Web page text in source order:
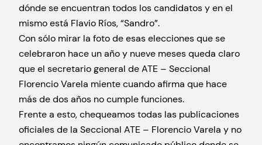
dónde se encuentran todos los candidatos y en el
mismo está Flavio Ríos, “Sandro”.
Con sólo mirar la foto de esas elecciones que se
celebraron hace un año y nueve meses queda claro
que el secretario general de ATE – Seccional
Florencio Varela miente cuando afirma que hace
más de dos años no cumple funciones.
Frente a esto, chequeamos todas las publicaciones
oficiales de la Seccional ATE – Florencio Varela y no